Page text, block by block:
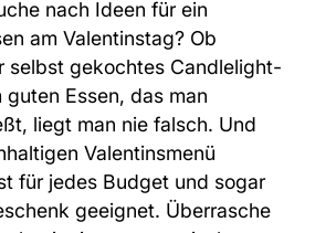
nach Ideen für ein
am Valentinstag? Ob
selbst gekochtes Candlelight-
guten Essen, das man
liegt man nie falsch. Und
Valentinsmenü
für jedes Budget und sogar
geeignet. Überrasche